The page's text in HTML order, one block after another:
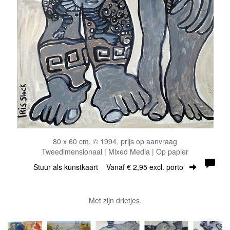
80 x 60 cm, © 1994, prijs op aanvraag
Tweedimensionaal | Mixed Media | Op papier
Stuur als kunstkaart Vanaf € 2,95 excl. porto
Met zijn drietjes.